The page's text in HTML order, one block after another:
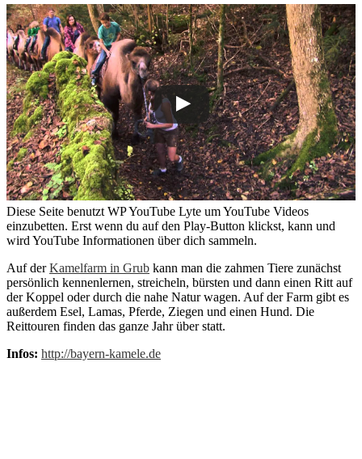
Diese Seite benutzt WP YouTube Lyte um YouTube Videos
einzubetten. Erst wenn du auf den Play-Button klickst, kann und
wird YouTube Informationen über dich sammeln.
Auf derKamelfarm in Grub kann man die zahmen Tiere zunächst
persönlich kennenlernen, streicheln, bürsten und dann einen Ritt auf
der Koppel oder durch die nahe Natur wagen. Auf der Farm gibt es
außerdem Esel, Lamas, Pferde, Ziegen und einen Hund. Die
Reittouren finden das ganze Jahr über statt.
Infos: http://bayern-kamele.de